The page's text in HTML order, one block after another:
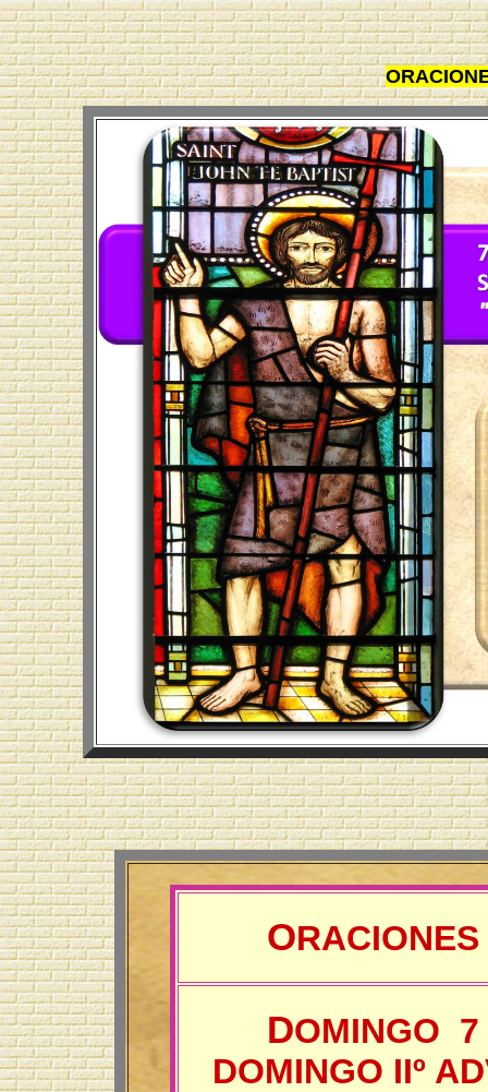
O
DOMINGO 7
DOMINGO IIº